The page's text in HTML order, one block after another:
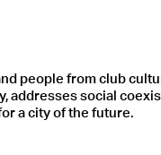
people from club
addresses social
a city of the future.